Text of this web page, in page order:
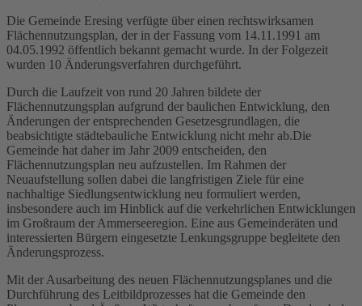
Die Gemeinde Eresing verfügte über einen rechtswirksamen
Flächennutzungsplan, der in der Fassung vom 14.11.1991 am
04.05.1992 öffentlich bekannt gemacht wurde. In der Folgezeit
wurden 10 Änderungsverfahren durchgeführt.
Durch die Laufzeit von rund 20 Jahren bildete der
Flächennutzungsplan aufgrund der baulichen Entwicklung, den
Änderungen der entsprechenden Gesetzesgrundlagen, die
beabsichtigte städtebauliche Entwicklung nicht mehr ab.Die
Gemeinde hat daher im Jahr 2009 entscheiden, den
Flächennutzungsplan neu aufzustellen. Im Rahmen der
Neuaufstellung sollen dabei die langfristigen Ziele für eine
nachhaltige Siedlungsentwicklung neu formuliert werden,
insbesondere auch im Hinblick auf die verkehrlichen Entwicklungen
im Großraum der Ammerseeregion. Eine aus Gemeinderäten und
interessierten Bürgern eingesetzte Lenkungsgruppe begleitete den
Änderungsprozess.
Mit der Ausarbeitung des neuen Flächennutzungsplanes und die
Durchführung des Leitbildprozesses hat die Gemeinde den